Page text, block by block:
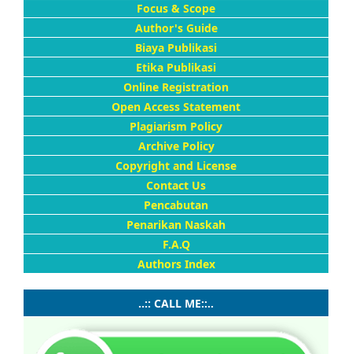
Focus & Scope
Author's Guide
Biaya Publikasi
Etika Publikasi
Online Registration
Open Access Statement
Plagiarism Policy
Archive Policy
Copyright and License
Contact Us
Pencabutan
Penarikan Naskah
F.A.Q
Authors Index
..:: CALL ME::..